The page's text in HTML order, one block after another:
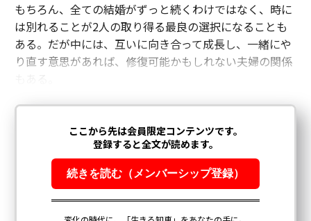
もちろん、全ての結婚がずっと続くわけではなく、時に
は別れることが2人の取り得る最良の選択になることも
ある。だが中には、互いに向き合って成長し、一緒にや
り直す意思があれば、修復可能かもしれない夫婦の関係